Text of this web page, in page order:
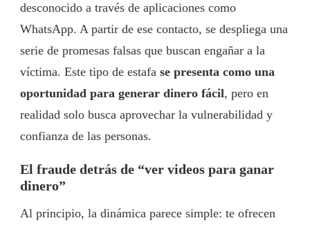
desconocido a través de aplicaciones como
WhatsApp. A partir de ese contacto, se despliega una
serie de promesas falsas que buscan engañar a la
víctima. Este tipo de estafa se presenta como una
oportunidad para generar dinero fácil, pero en
realidad solo busca aprovechar la vulnerabilidad y
confianza de las personas.
El fraude detrás de “ver videos para ganar
dinero”
Al principio, la dinámica parece simple: te ofrecen